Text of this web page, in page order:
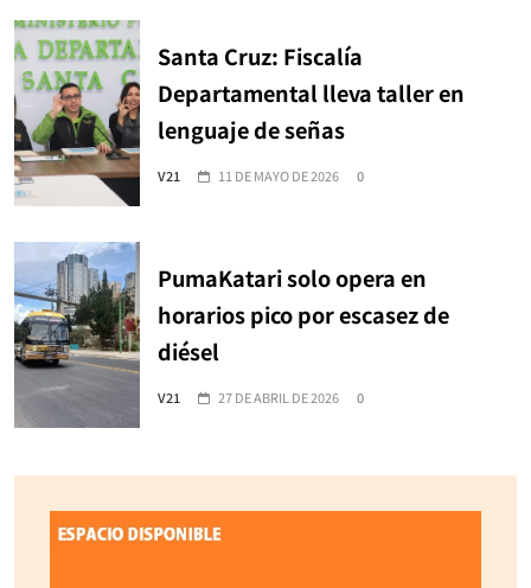
Santa Cruz: Fiscalía
Departamental lleva taller en
lenguaje de señas
V21 11 DE MAYO DE 2026 0
PumaKatari solo opera en
horarios pico por escasez de
diésel
V21 27 DE ABRIL DE 2026 0